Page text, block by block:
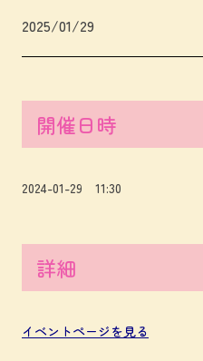
2025/01/29
開催日時
2024-01-29 11:30
詳細
イベントページを見る